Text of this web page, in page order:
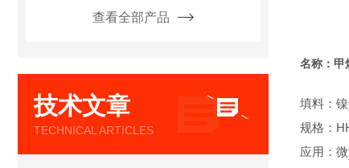
查看全部产品
技术文章
TECHNICAL ARTICLES
名称：甲
填料：
规格：
应用：